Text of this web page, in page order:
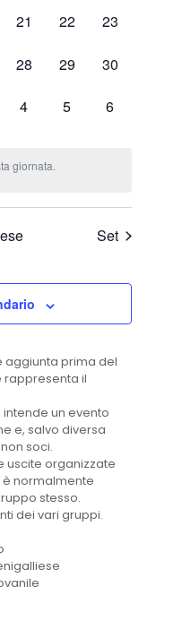
0
21
0
22
0
23
0
28
0
29
0
30
0
4
0
5
0
6
giornata.
Set
aggiunta prima del
rappresenta il
intende un evento
e, salvo diversa
soci.
uscite organizzate
normalmente
stesso.
dei vari gruppi.